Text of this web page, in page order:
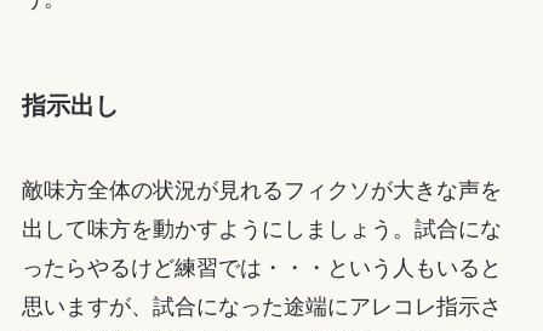
指示出し
敵味方全体の状況が見れるフィクソが大きな声を
出して味方を動かすようにしましょう。試合にな
ったらやるけど練習では・・・という人もいると
思いますが、試合になった途端にアレコレ指示さ